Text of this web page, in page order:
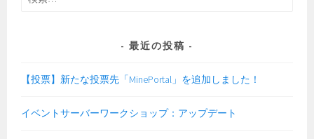
最近の投稿
【投票】新たな投票先「MinePortal」を追加しました！
イベントサーバーワークショップ：アップデート